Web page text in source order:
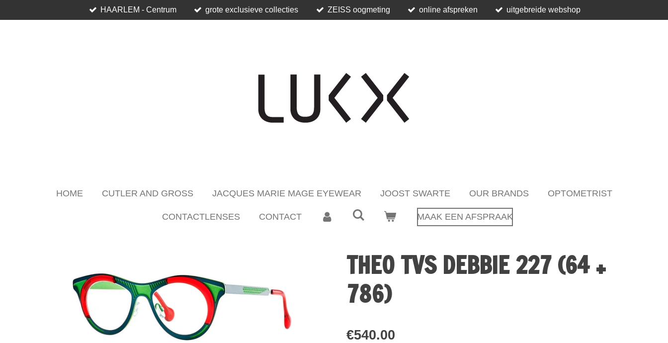
to
HAARLEM - Centrum grote exclusieve collecties ZEISS oogmeting online afspreken uitgebreide webshop
HOME CUTLER AND GROSS JACQUES MARIE MAGE EYEWEAR JOOST SWARTE OUR BRANDS OPTOMETRIST
CONTACTLENSES CONTACT MAAK EEN AFSPRAAK
THEO TVS DEBBIE 227 (64 +
786)
€540.00